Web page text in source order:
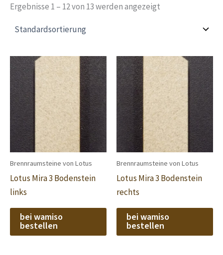
Ergebnisse 1 – 12 von 13 werden angezeigt
Brennraumsteine von Lotus
Lotus Mira 3 Bodenstein
links
bei wamiso
bestellen
Brennraumsteine von Lotus
Lotus Mira 3 Bodenstein
rechts
bei wamiso
bestellen